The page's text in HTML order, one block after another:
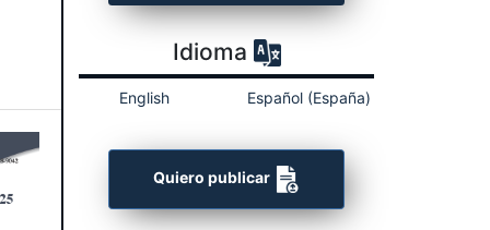
Idioma
English Español (España)
Quiero publicar